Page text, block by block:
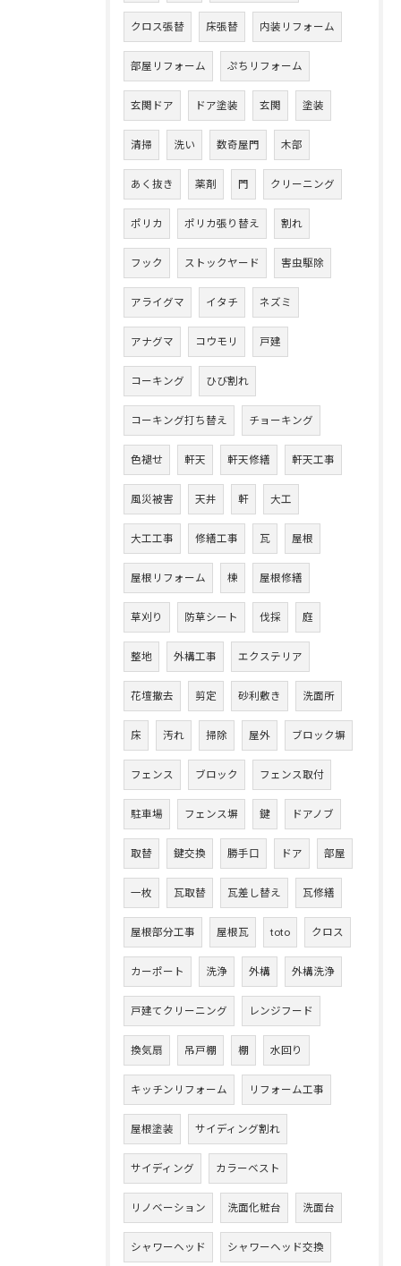
クロス張替 床張替 内装リフォーム
部屋リフォーム ぷちリフォーム
玄関ドア ドア塗装 玄関 塗装
清掃 洗い 数奇屋門 木部
あく抜き 薬剤 門 クリーニング
ポリカ ポリカ張り替え 割れ
フック ストックヤード 害虫駆除
アライグマ イタチ ネズミ
アナグマ コウモリ 戸建
コーキング ひび割れ
コーキング打ち替え チョーキング
色褪せ 軒天 軒天修繕 軒天工事
風災被害 天井 軒 大工
大工工事 修繕工事 瓦 屋根
屋根リフォーム 棟 屋根修繕
草刈り 防草シート 伐採 庭
整地 外構工事 エクステリア
花壇撤去 剪定 砂利敷き 洗面所
床 汚れ 掃除 屋外 ブロック塀
フェンス ブロック フェンス取付
駐車場 フェンス塀 鍵 ドアノブ
取替 鍵交換 勝手口 ドア 部屋
一枚 瓦取替 瓦差し替え 瓦修繕
屋根部分工事 屋根瓦 toto クロス
カーポート 洗浄 外構 外構洗浄
戸建てクリーニング レンジフード
換気扇 吊戸棚 棚 水回り
キッチンリフォーム リフォーム工事
屋根塗装 サイディング割れ
サイディング カラーベスト
リノベーション 洗面化粧台 洗面台
シャワーヘッド シャワーヘッド交換